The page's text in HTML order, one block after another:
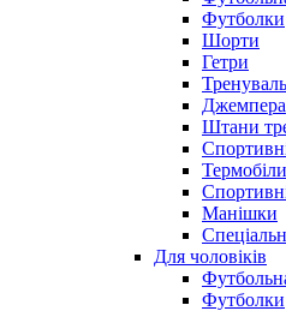
Футболки
Шорти
Гетри
Штани
Манішки
Для чоловіків
Футболки